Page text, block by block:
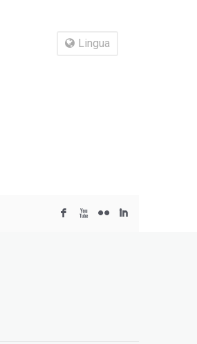
F X N I
Lingua